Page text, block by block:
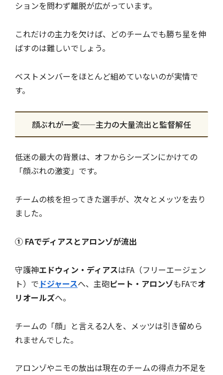
ションを問わず離脱が広がっています。
これだけの主力を欠けば、どのチームでも勝ち星を伸
ばすのは難しいでしょう。
ベストメンバーをほとんど組めていないのが実情で
す。
顔ぶれが一変——主力の大量流出と監督解任
低迷の最大の背景は、オフからシーズンにかけての
「顔ぶれの激変」です。
チームの核を担ってきた選手が、次々とメッツを去り
ました。
① FAでディアスとアロンゾが流出
守護神エドウィン・ディアスはFA（フリーエージェン
ト）で ドジャースへ、主砲ピート・アロンゾもFAでオ
リオールズへ。
チームの「顔」と言える2人を、メッツは引き留めら
れませんでした。
アロンゾやニモの放出は現在のチームの得点力不足を